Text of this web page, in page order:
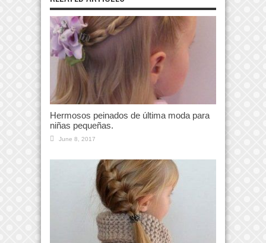
Hermosos peinados de última moda para
niñas pequeñas.
June 8, 2017